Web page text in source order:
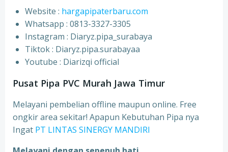
Website : hargapipaterbaru.com
Whatsapp : 0813-3327-3305
⁠Instagram : Diaryz.pipa_surabaya
⁠Tiktok : Diaryz.pipa.surabayaa
⁠Youtube : Diarizqi official
Pusat Pipa PVC Murah Jawa Timur
Melayani pembelian offline maupun online. Free
ongkir area sekitar! Apapun Kebutuhan Pipa nya
Ingat PT LINTAS SINERGY MANDIRI